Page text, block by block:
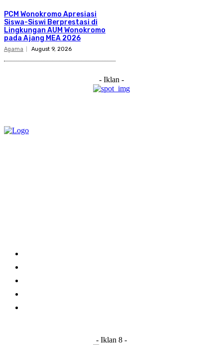
PCM Wonokromo Apresiasi
Siswa-Siswi Berprestasi di
Lingkungan AUM Wonokromo
pada Ajang MEA 2026
Agama August 9, 2026
- Iklan -
- Iklan 8 -